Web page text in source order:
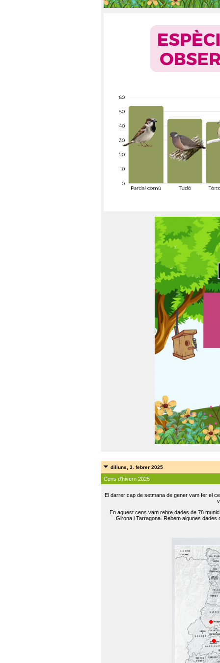
dilluns, 3. febrer 2025
Cens d'hivern 2025
El darrer cap de setmana de gener vam fer el
En aquest cens vam rebre dades de 78
Girona i Tarragona. Rebem algunes